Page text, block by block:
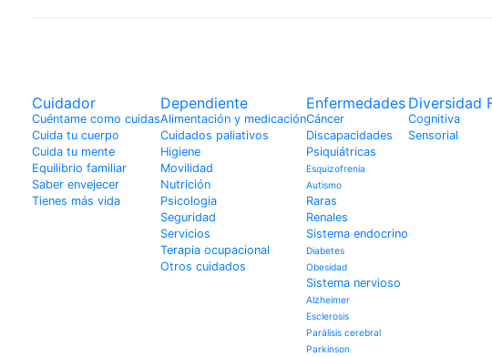
Cuidador
Cuéntame como cuidas
Cuida tu cuerpo
Cuida tu mente
Equilibrio familiar
Saber envejecer
Tienes más vida
Dependiente
Alimentación y medicación
Cuidados paliativos
Higiene
Movilidad
Nutrición
Psicologia
Seguridad
Servicios
Terapia ocupacional
Otros cuidados
Enfermedades
Cáncer
Discapacidades
Psiquiátricas
Esquizofrenia
Autismo
Raras
Renales
Sistema endocrino
Diabetes
Obesidad
Sistema nervioso
Alzheimer
Esclerosis
Parálisis cerebral
Parkinson
Diversidad
Cognitiva
Sensorial